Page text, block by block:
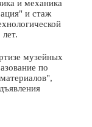
и механика
и стаж
музейных
по